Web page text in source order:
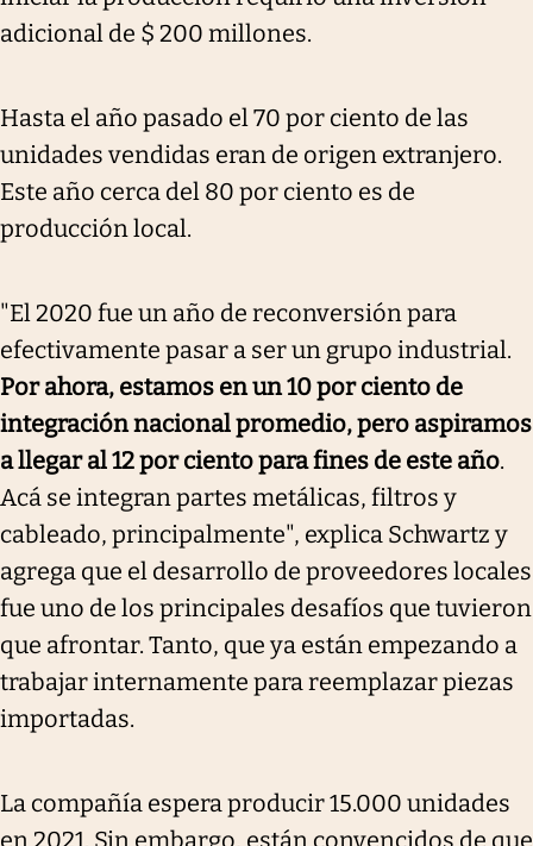
adicional de $ 200 millones.
Hasta el año pasado el 70 por ciento de las
unidades vendidas eran de origen extranjero.
Este año cerca del 80 por ciento es de
producción local.
"El 2020 fue un año de reconversión para
efectivamente pasar a ser un grupo industrial.
Por ahora, estamos en un 10 por ciento de
integración nacional promedio, pero aspiramos
a llegar al 12 por ciento para fines de este año.
Acá se integran partes metálicas, filtros y
cableado, principalmente", explica Schwartz y
agrega que el desarrollo de proveedores locales
fue uno de los principales desafíos que tuvieron
que afrontar. Tanto, que ya están empezando a
trabajar internamente para reemplazar piezas
importadas.
La compañía espera producir 15.000 unidades
en 2021. Sin embargo, están convencidos de que